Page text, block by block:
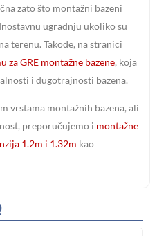
zato što montažni bazeni
ugradnju ukoliko su
terenu. Takođe, na stranici
za GRE montažne bazene, koja
i dugotrajnosti bazena.
vrstama montažnih bazena, ali
preporučujemo i montažne
1.2m i 1.32m kao